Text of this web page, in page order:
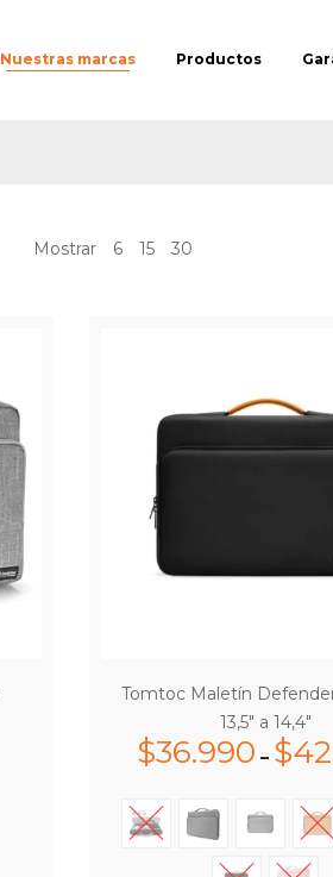
Nuestras marcas Productos
Mostrar 6 15 30
Tomtoc Maletín
13,5″ a 14,4″
$36.990 – $